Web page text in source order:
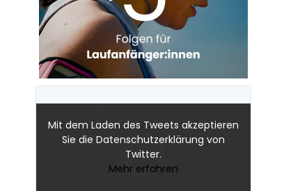
Mit dem Laden des Tweets akzeptieren
Sie die Datenschutzerklärung von
Twitter.
Mehr erfahren